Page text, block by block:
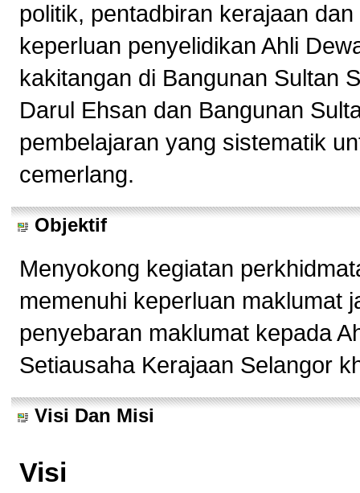
politik, pentadbiran kerajaan
keperluan penyelidikan Ahli
kakitangan di Bangunan Sultan
Darul Ehsan dan Bangunan
pembelajaran yang sistematik
cemerlang.
Objektif
Menyokong kegiatan
memenuhi keperluan maklumat
penyebaran maklumat kepada
Setiausaha Kerajaan Selangor
Visi Dan Misi
Visi